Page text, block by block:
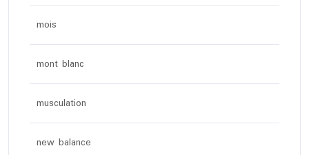
mois
mont blanc
musculation
new balance